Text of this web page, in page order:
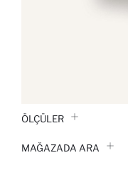
ÖLÇÜLER
MAĞAZADA ARA